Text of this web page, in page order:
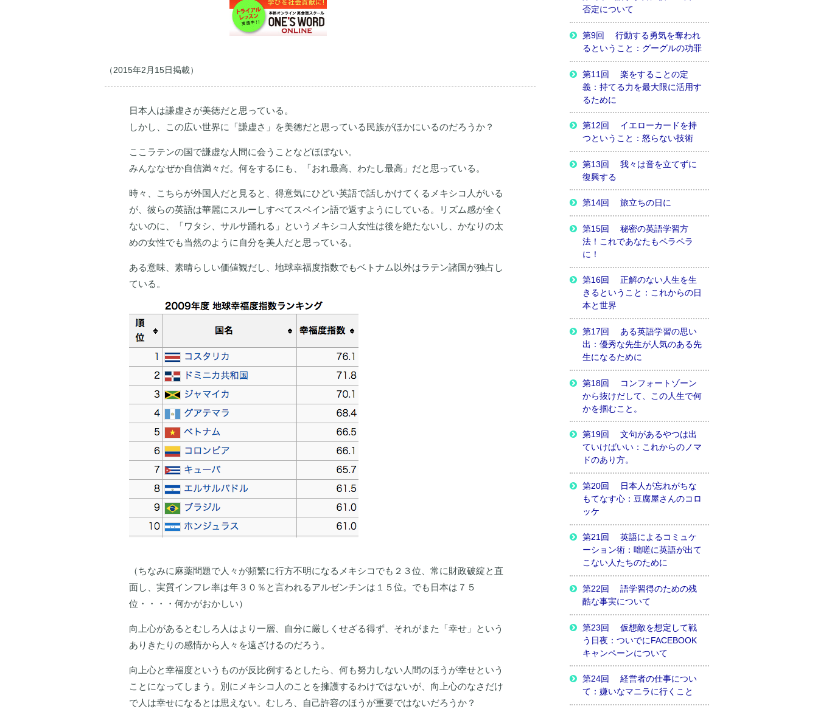
（2015年2月15日掲載）
日本人は謙虚さが美徳だと思っている。
しかし、この広い世界に「謙虚さ」を美徳だと思っている民族がほかにいるのだろうか？
ここラテンの国で謙虚な人間に会うことなどほぼない。
みんななぜか自信満々だ。何をするにも、「おれ最高、わたし最高」だと思っている。
時々、こちらが外国人だと見ると、得意気にひどい英語で話しかけてくるメキシコ人がいる
が、彼らの英語は華麗にスルーしすべてスペイン語で返すようにしている。リズム感が全く
ないのに、「ワタシ、サルサ踊れる」というメキシコ人女性は後を絶たないし、かなりの太
めの女性でも当然のように自分を美人だと思っている。
ある意味、素晴らしい価値観だし、地球幸福度指数でもベトナム以外はラテン諸国が独占し
ている。
（ちなみに麻薬問題で人々が頻繁に行方不明になるメキシコでも２３位、常に財政破綻と直
面し、実質インフレ率は年３０％と言われるアルゼンチンは１５位。でも日本は７５
位・・・・何かがおかしい）
向上心があるとむしろ人はより一層、自分に厳しくせざる得ず、それがまた「幸せ」という
ありきたりの感情から人々を遠ざけるのだろう。
向上心と幸福度というものが反比例するとしたら、何も努力しない人間のほうが幸せという
ことになってしまう。別にメキシコ人のことを擁護するわけではないが、向上心のなさだけ
で人は幸せになるとは思えない。むしろ、自己許容のほうが重要ではないだろうか？
否定について
第9回 行動する勇気を奪われ
るということ：グーグルの功罪
第11回 楽をすることの定
義：持てる力を最大限に活用す
るために
第12回 イエローカードを持
つということ：怒らない技術
第13回 我々は音を立てずに
復興する
第14回 旅立ちの日に
第15回 秘密の英語学習方
法！これであなたもペラペラ
に！
第16回 正解のない人生を生
きるということ：これからの日
本と世界
第17回 ある英語学習の思い
出：優秀な先生が人気のある先
生になるために
第18回 コンフォートゾーン
から抜けだして、この人生で何
かを掴むこと。
第19回 文句があるやつは出
ていけばいい：これからのノマ
ドのあり方。
第20回 日本人が忘れがちな
もてなす心：豆腐屋さんのコロ
ッケ
第21回 英語によるコミュケ
ーション術：咄嗟に英語が出て
こない人たちのために
第22回 語学習得のための残
酷な事実について
第23回 仮想敵を想定して戦
う日夜：ついでにFACEBOOK
キャンペーンについて
第24回 経営者の仕事につい
て：嫌いなマニラに行くこと